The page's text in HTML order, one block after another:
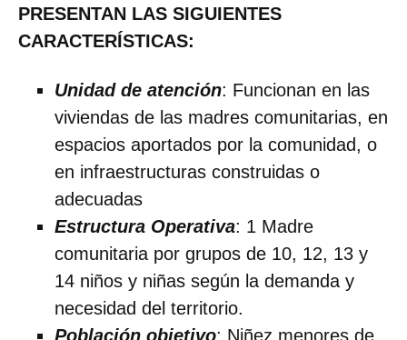
PRESENTAN LAS SIGUIENTES
CARACTERÍSTICAS:
Unidad de atención: Funcionan en las
viviendas de las madres comunitarias, en
espacios aportados por la comunidad, o
en infraestructuras construidas o
adecuadas
Estructura Operativa: 1 Madre
comunitaria por grupos de 10, 12, 13 y
14 niños y niñas según la demanda y
necesidad del territorio.
Población objetivo: Niñez menores de